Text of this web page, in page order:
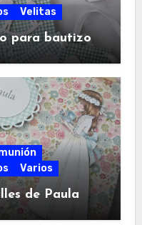
Velitas
para bautizo
Varios
de Paula